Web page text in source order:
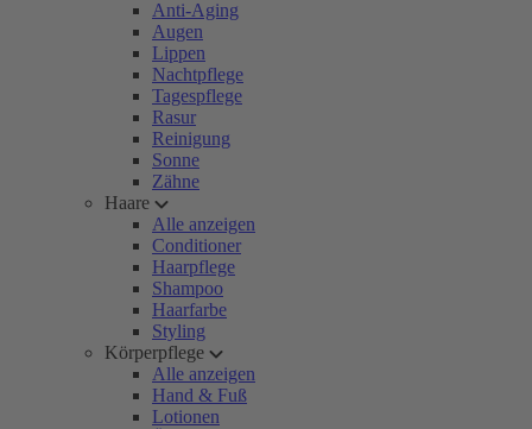
Anti-Aging
Augen
Lippen
Nachtpflege
Tagespflege
Rasur
Reinigung
Sonne
Zähne
Haare
Alle anzeigen
Conditioner
Haarpflege
Shampoo
Haarfarbe
Styling
Körperpflege
Alle anzeigen
Hand & Fuß
Lotionen